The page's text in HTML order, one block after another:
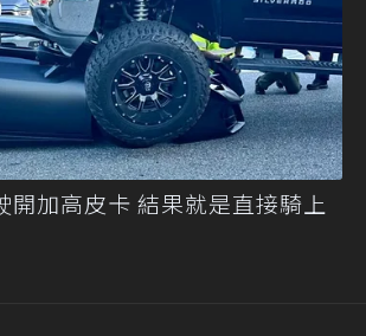
開加高皮卡 結果就是直接騎上